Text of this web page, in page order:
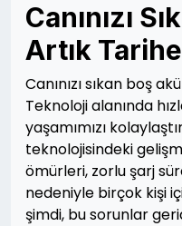
Canınızı
Artık
Canınızı sıkan boş
Teknoloji alanında
yaşamımızı
teknolojisindeki
ömürleri, zorlu şarj
nedeniyle birçok kişi
şimdi, bu sorunlar